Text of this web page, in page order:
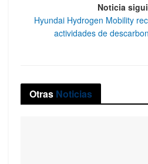
Noticia
Hyundai Hydrogen Mobility
actividades de
Otras Noticias